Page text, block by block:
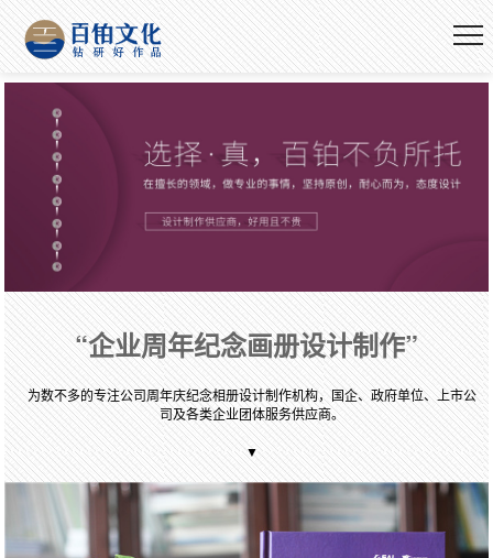
“企业周年纪念画册设计制作”
为数不多的专注公司周年庆纪念相册设计制作机构，国企、政府单位、上市公
司及各类企业团体服务供应商。
▼